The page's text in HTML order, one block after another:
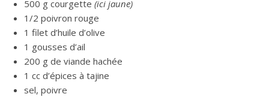
500 g courgette (ici jaune)
1/2 poivron rouge
1 filet d’huile d’olive
1 gousses d’ail
200 g de viande hachée
1 cc d’épices à tajine
sel, poivre